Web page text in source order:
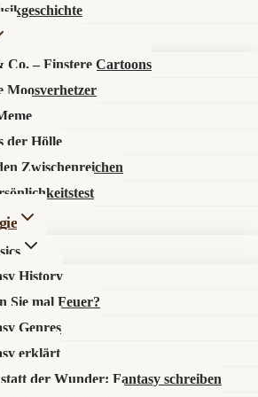
Co. – Finstere Cartoons
Moosverhetzer
der Hölle
Zwischenreichen
History
Sie mal Feuer?
Genres
erklärt
der Wunder: Fantasy schreiben
in content
Die Klippschattenratte:
tödlichem Biss
auf dem Vormarsch
Ein Monsterproblem. Ein
begann, ist nun ein weiteres